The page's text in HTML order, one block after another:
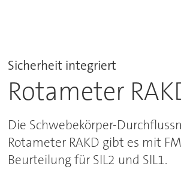
Sicherheit integriert
Rotameter
Die Schwebekörper-
Rotameter RAKD gibt es mit
Beurteilung für SIL2 und SIL1.